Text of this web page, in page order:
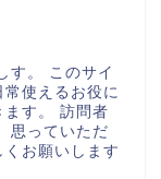
す。 このサイ
使えるお役に
ます。 訪問者
思っていただ
お願いします